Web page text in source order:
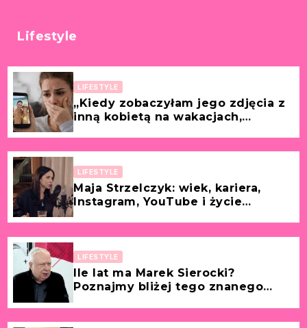
Lifestyle
LIFESTYLE
„Kiedy zobaczyłam jego zdjęcia z
inną kobietą na wakacjach,
LIFESTYLE
Maja Strzelczyk: wiek, kariera,
Instagram, YouTube i życie
LIFESTYLE
Ile lat ma Marek Sierocki?
Poznajmy bliżej tego znanego